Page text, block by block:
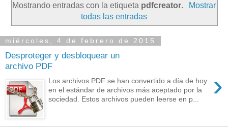
Mostrando entradas con la etiqueta pdfcreator.
Mostrar
todas las entradas
miércoles, 4 de febrero de 2015
Desproteger y desbloquear un
archivo PDF
›
Los archivos PDF se han convertido a día de hoy
en el estándar de archivos más aceptado por la
sociedad. Estos archivos pueden leerse en p...